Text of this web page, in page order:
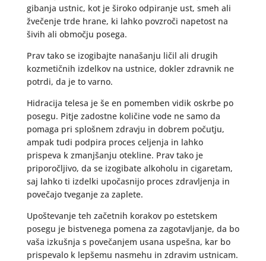
gibanja ustnic, kot je široko odpiranje ust, smeh ali
žvečenje trde hrane, ki lahko povzroči napetost na
šivih ali območju posega.
Prav tako se izogibajte nanašanju ličil ali drugih
kozmetičnih izdelkov na ustnice, dokler zdravnik ne
potrdi, da je to varno.
Hidracija telesa je še en pomemben vidik oskrbe po
posegu. Pitje zadostne količine vode ne samo da
pomaga pri splošnem zdravju in dobrem počutju,
ampak tudi podpira proces celjenja in lahko
prispeva k zmanjšanju otekline. Prav tako je
priporočljivo, da se izogibate alkoholu in cigaretam,
saj lahko ti izdelki upočasnijo proces zdravljenja in
povečajo tveganje za zaplete.
Upoštevanje teh začetnih korakov po estetskem
posegu je bistvenega pomena za zagotavljanje, da bo
vaša izkušnja s povečanjem usana uspešna, kar bo
prispevalo k lepšemu nasmehu in zdravim ustnicam.